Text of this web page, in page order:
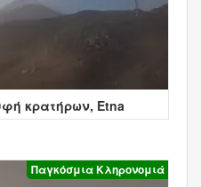
κρατήρων, Etna
Παγκόσμια Κληρονομιά